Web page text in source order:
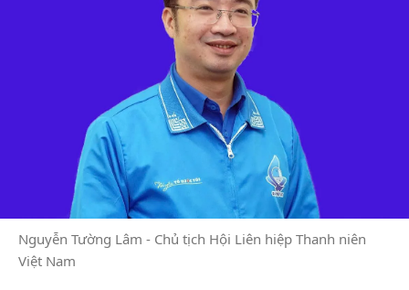
Nguyễn Tường Lâm - Chủ tịch Hội Liên hiệp Thanh niên
Việt Nam